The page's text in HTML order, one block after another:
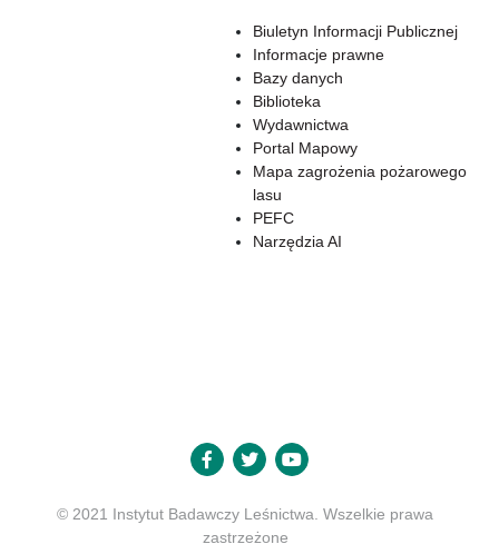
Biuletyn Informacji Publicznej
Informacje prawne
Bazy danych
Biblioteka
Wydawnictwa
Portal Mapowy
Mapa zagrożenia pożarowego
lasu
PEFC
Narzędzia AI
© 2021 Instytut Badawczy Leśnictwa. Wszelkie prawa
zastrzeżone